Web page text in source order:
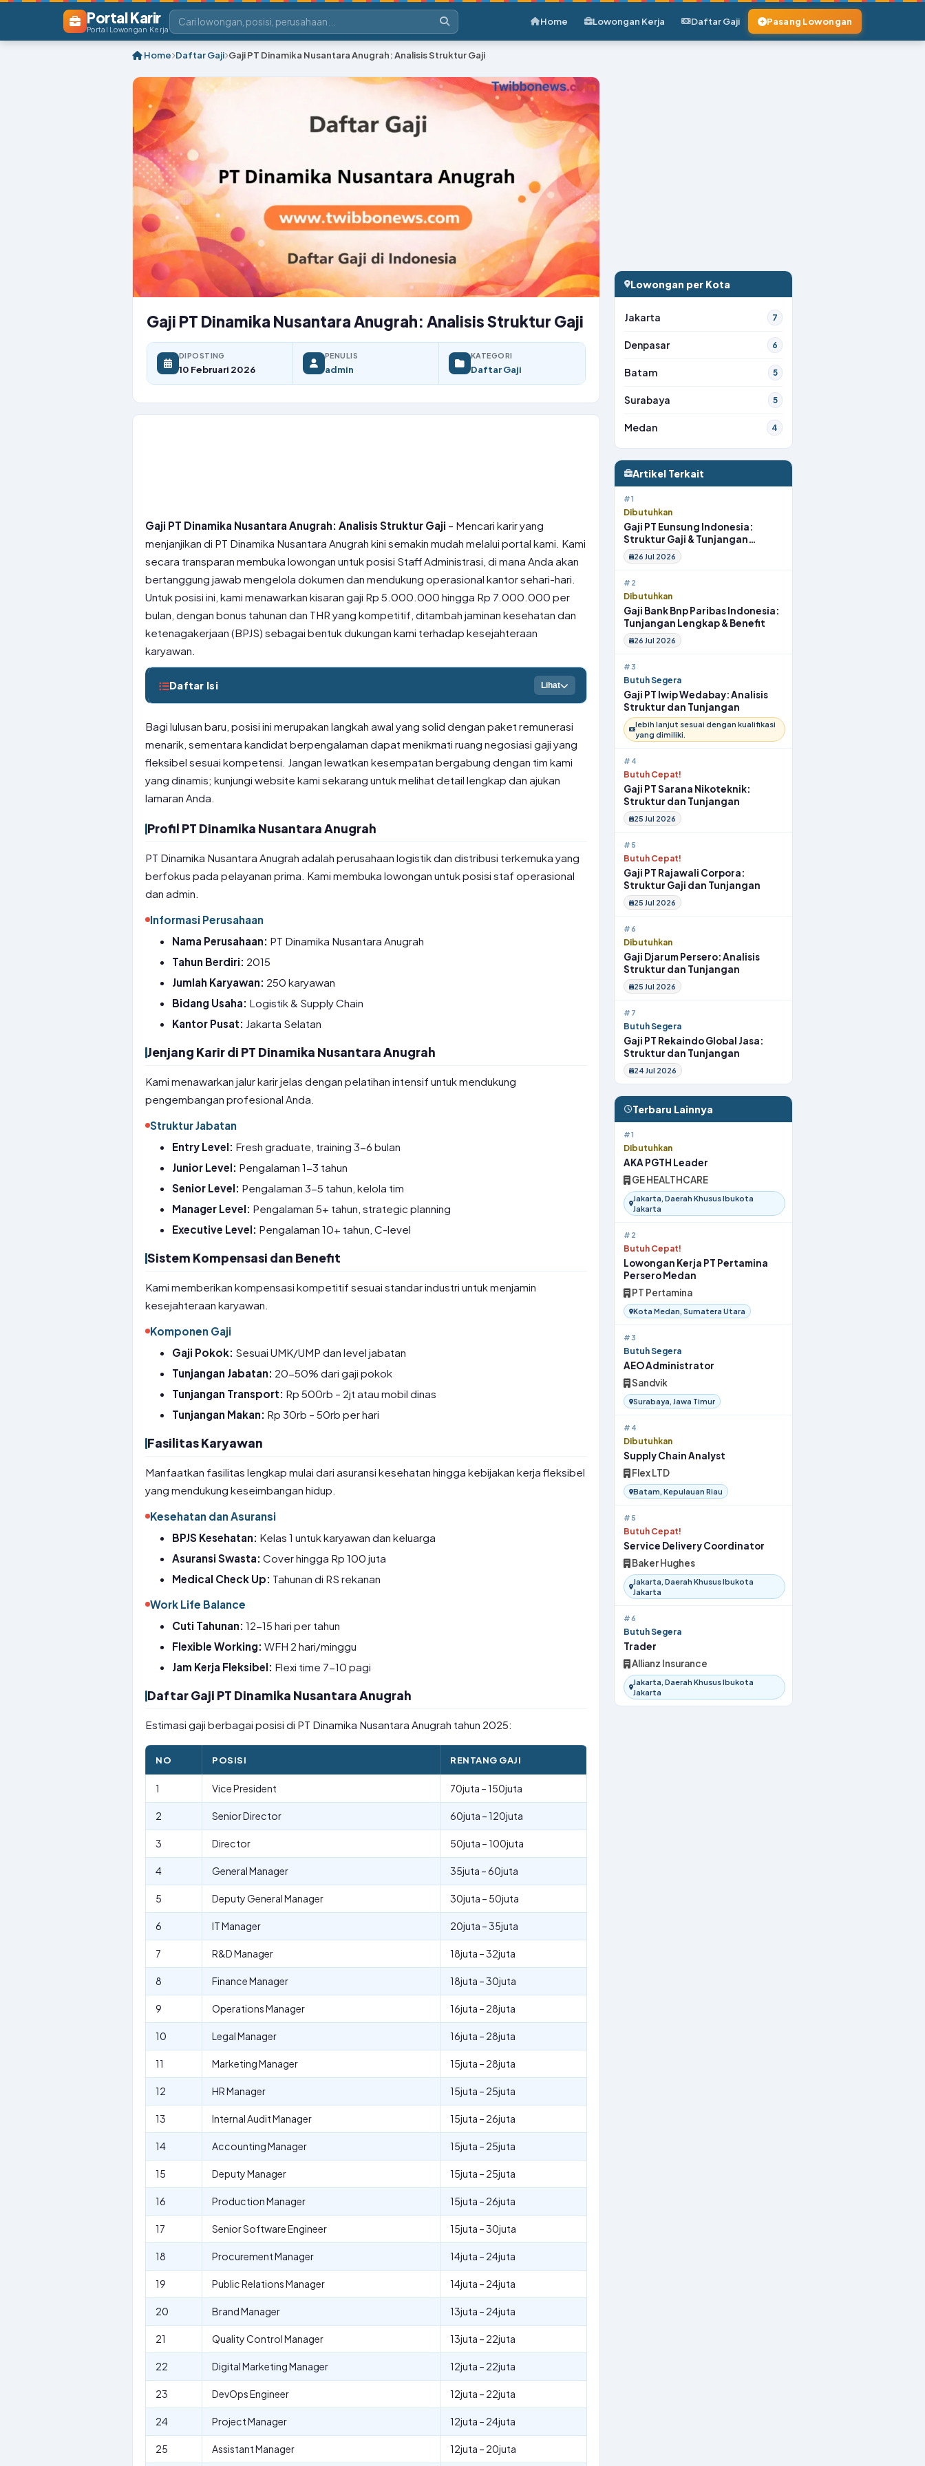
Portal Karir
Portal Lowongan Kerja
Home Lowongan Kerja Daftar Gaji Pasang Lowongan
Home Daftar Gaji Gaji PT Dinamika Nusantara Anugrah: Analisis Struktur Gaji
Gaji PT Dinamika Nusantara Anugrah: Analisis Struktur Gaji
DIPOSTING
10 Februari 2026
PENULIS
admin
KATEGORI
Daftar Gaji
Gaji PT Dinamika Nusantara Anugrah: Analisis Struktur Gaji – Mencari karir yang
menjanjikan di PT Dinamika Nusantara Anugrah kini semakin mudah melalui portal kami. Kami
secara transparan membuka lowongan untuk posisi Staff Administrasi, di mana Anda akan
bertanggung jawab mengelola dokumen dan mendukung operasional kantor sehari-hari.
Untuk posisi ini, kami menawarkan kisaran gaji Rp 5.000.000 hingga Rp 7.000.000 per
bulan, dengan bonus tahunan dan THR yang kompetitif, ditambah jaminan kesehatan dan
ketenagakerjaan (BPJS) sebagai bentuk dukungan kami terhadap kesejahteraan
karyawan.
Daftar Isi Lihat
Bagi lulusan baru, posisi ini merupakan langkah awal yang solid dengan paket remunerasi
menarik, sementara kandidat berpengalaman dapat menikmati ruang negosiasi gaji yang
fleksibel sesuai kompetensi. Jangan lewatkan kesempatan bergabung dengan tim kami
yang dinamis; kunjungi website kami sekarang untuk melihat detail lengkap dan ajukan
lamaran Anda.
Profil PT Dinamika Nusantara Anugrah
PT Dinamika Nusantara Anugrah adalah perusahaan logistik dan distribusi terkemuka yang
berfokus pada pelayanan prima. Kami membuka lowongan untuk posisi staf operasional
dan admin.
Informasi Perusahaan
Nama Perusahaan: PT Dinamika Nusantara Anugrah
Tahun Berdiri: 2015
Jumlah Karyawan: 250 karyawan
Bidang Usaha: Logistik & Supply Chain
Kantor Pusat: Jakarta Selatan
Jenjang Karir di PT Dinamika Nusantara Anugrah
Kami menawarkan jalur karir jelas dengan pelatihan intensif untuk mendukung
pengembangan profesional Anda.
Struktur Jabatan
Entry Level: Fresh graduate, training 3-6 bulan
Junior Level: Pengalaman 1-3 tahun
Senior Level: Pengalaman 3-5 tahun, kelola tim
Manager Level: Pengalaman 5+ tahun, strategic planning
Executive Level: Pengalaman 10+ tahun, C-level
Sistem Kompensasi dan Benefit
Kami memberikan kompensasi kompetitif sesuai standar industri untuk menjamin
kesejahteraan karyawan.
Komponen Gaji
Gaji Pokok: Sesuai UMK/UMP dan level jabatan
Tunjangan Jabatan: 20-50% dari gaji pokok
Tunjangan Transport: Rp 500rb – 2jt atau mobil dinas
Tunjangan Makan: Rp 30rb – 50rb per hari
Fasilitas Karyawan
Manfaatkan fasilitas lengkap mulai dari asuransi kesehatan hingga kebijakan kerja fleksibel
yang mendukung keseimbangan hidup.
Kesehatan dan Asuransi
BPJS Kesehatan: Kelas 1 untuk karyawan dan keluarga
Asuransi Swasta: Cover hingga Rp 100 juta
Medical Check Up: Tahunan di RS rekanan
Work Life Balance
Cuti Tahunan: 12-15 hari per tahun
Flexible Working: WFH 2 hari/minggu
Jam Kerja Fleksibel: Flexi time 7-10 pagi
Daftar Gaji PT Dinamika Nusantara Anugrah
Estimasi gaji berbagai posisi di PT Dinamika Nusantara Anugrah tahun 2025:
NO POSISI RENTANG GAJI
1 Vice President 70juta – 150juta
2 Senior Director 60juta – 120juta
3 Director 50juta – 100juta
4 General Manager 35juta – 60juta
5 Deputy General Manager 30juta – 50juta
6 IT Manager 20juta – 35juta
7 R&D Manager 18juta – 32juta
8 Finance Manager 18juta – 30juta
9 Operations Manager 16juta – 28juta
10 Legal Manager 16juta – 28juta
11 Marketing Manager 15juta – 28juta
12 HR Manager 15juta – 25juta
13 Internal Audit Manager 15juta – 26juta
14 Accounting Manager 15juta – 25juta
15 Deputy Manager 15juta – 25juta
16 Production Manager 15juta – 26juta
17 Senior Software Engineer 15juta – 30juta
18 Procurement Manager 14juta – 24juta
19 Public Relations Manager 14juta – 24juta
20 Brand Manager 13juta – 24juta
21 Quality Control Manager 13juta – 22juta
22 Digital Marketing Manager 12juta – 22juta
23 DevOps Engineer 12juta – 22juta
24 Project Manager 12juta – 24juta
25 Assistant Manager 12juta – 20juta
Lowongan per Kota
Jakarta 7
Denpasar 6
Batam 5
Surabaya 5
Medan 4
Artikel Terkait
#1
Dibutuhkan
Gaji PT Eunsung Indonesia:
Struktur Gaji & Tunjangan
Lengkap
26 Jul 2026
#2
Dibutuhkan
Gaji Bank Bnp Paribas Indonesia:
Tunjangan Lengkap & Benefit
26 Jul 2026
#3
Butuh Segera
Gaji PT Iwip Wedabay: Analisis
Struktur dan Tunjangan
lebih lanjut sesuai dengan kualifikasi
yang dimiliki.
#4
Butuh Cepat!
Gaji PT Sarana Nikoteknik:
Struktur dan Tunjangan
25 Jul 2026
#5
Butuh Cepat!
Gaji PT Rajawali Corpora:
Struktur Gaji dan Tunjangan
25 Jul 2026
#6
Dibutuhkan
Gaji Djarum Persero: Analisis
Struktur dan Tunjangan
25 Jul 2026
#7
Butuh Segera
Gaji PT Rekaindo Global Jasa:
Struktur dan Tunjangan
24 Jul 2026
Terbaru Lainnya
#1
Dibutuhkan
AKA PGTH Leader
GE HEALTHCARE
Jakarta, Daerah Khusus Ibukota
Jakarta
#2
Butuh Cepat!
Lowongan Kerja PT Pertamina
Persero Medan
PT Pertamina
Kota Medan, Sumatera Utara
#3
Butuh Segera
AEO Administrator
Sandvik
Surabaya, Jawa Timur
#4
Dibutuhkan
Supply Chain Analyst
Flex LTD
Batam, Kepulauan Riau
#5
Butuh Cepat!
Service Delivery Coordinator
Baker Hughes
Jakarta, Daerah Khusus Ibukota
Jakarta
#6
Butuh Segera
Trader
Allianz Insurance
Jakarta, Daerah Khusus Ibukota
Jakarta